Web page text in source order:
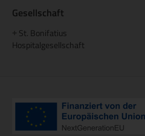
Gesellschaft
St. Bonifatius
Hospitalgesellschaft